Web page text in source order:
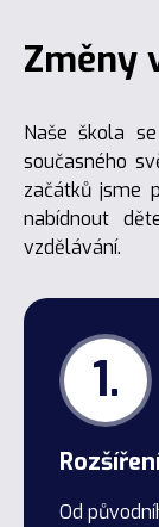
Změny
Naše škola
současného
začátků jsme
nabídnout
vzdělávání.
1.
Od